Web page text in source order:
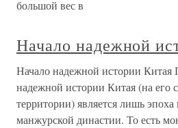
большой вес в
Начало надежной
Начало надежной истории
надежной истории Китая (на его
территории) является лишь эпоха
манжурской династии. То есть